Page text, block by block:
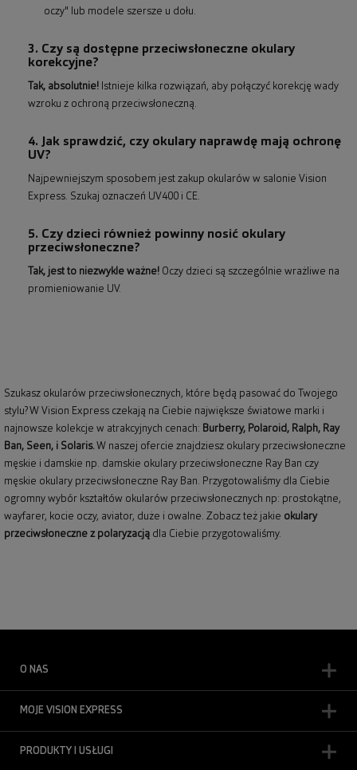
oczy" lub modele szersze u dołu.
3. Czy są dostępne przeciwsłoneczne okulary
korekcyjne?
Tak, absolutnie! Istnieje kilka rozwiązań, aby połączyć korekcję wady
wzroku z ochroną przeciwsłoneczną.
4. Jak sprawdzić, czy okulary naprawdę mają ochronę
UV?
Najpewniejszym sposobem jest zakup okularów w salonie Vision
Express. Szukaj oznaczeń UV400 i CE.
5. Czy dzieci również powinny nosić okulary
przeciwsłoneczne?
Tak, jest to niezwykle ważne! Oczy dzieci są szczególnie wrażliwe na
promieniowanie UV.
Szukasz okularów przeciwsłonecznych, które będą pasować do Twojego
stylu? W Vision Express czekają na Ciebie największe światowe marki i
najnowsze kolekcje w atrakcyjnych cenach: Burberry, Polaroid , Ralph, Ray
Ban, Seen, i Solaris.W naszej ofercie znajdziesz okulary przeciwsłoneczne
męskie i damskie np. damskie okulary przeciwsłoneczne Ray Ban czy
męskie okulary przeciwsłoneczne Ray Ban. Przygotowaliśmy dla Ciebie
ogromny wybór kształtów okularów przeciwsłonecznych np: prostokątne,
wayfarer, kocie oczy, aviator, duże i owalne. Zobacz też jakie okulary
przeciwsłoneczne z polaryzacją dla Ciebie przygotowaliśmy.
O NAS
MOJE VISION EXPRESS
PRODUKTY I USŁUGI